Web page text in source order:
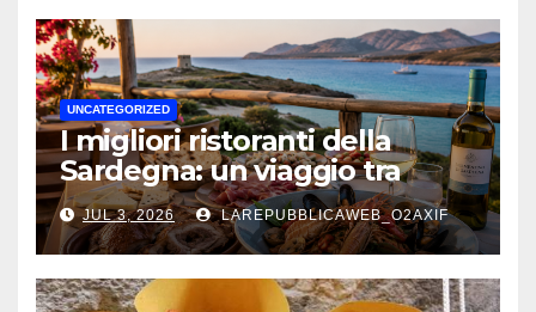
UNCATEGORIZED
I migliori ristoranti della
Sardegna: un viaggio tra
mare, tradizione e sapori
autentici
JUL 3, 2026 LAREPUBBLICAWEB_O2AXIF